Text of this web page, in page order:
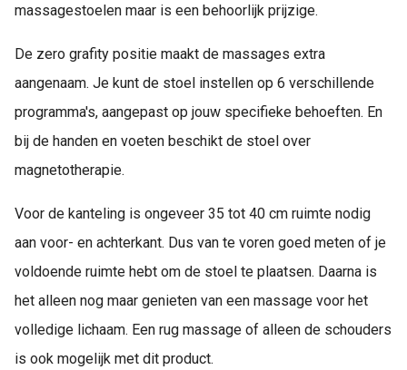
massagestoelen maar is een behoorlijk prijzige.
De zero grafity positie maakt de massages extra
aangenaam. Je kunt de stoel instellen op 6 verschillende
programma's, aangepast op jouw specifieke behoeften. En
bij de handen en voeten beschikt de stoel over
magnetotherapie.
Voor de kanteling is ongeveer 35 tot 40 cm ruimte nodig
aan voor- en achterkant. Dus van te voren goed meten of je
voldoende ruimte hebt om de stoel te plaatsen. Daarna is
het alleen nog maar genieten van een massage voor het
volledige lichaam. Een rug massage of alleen de schouders
is ook mogelijk met dit product.